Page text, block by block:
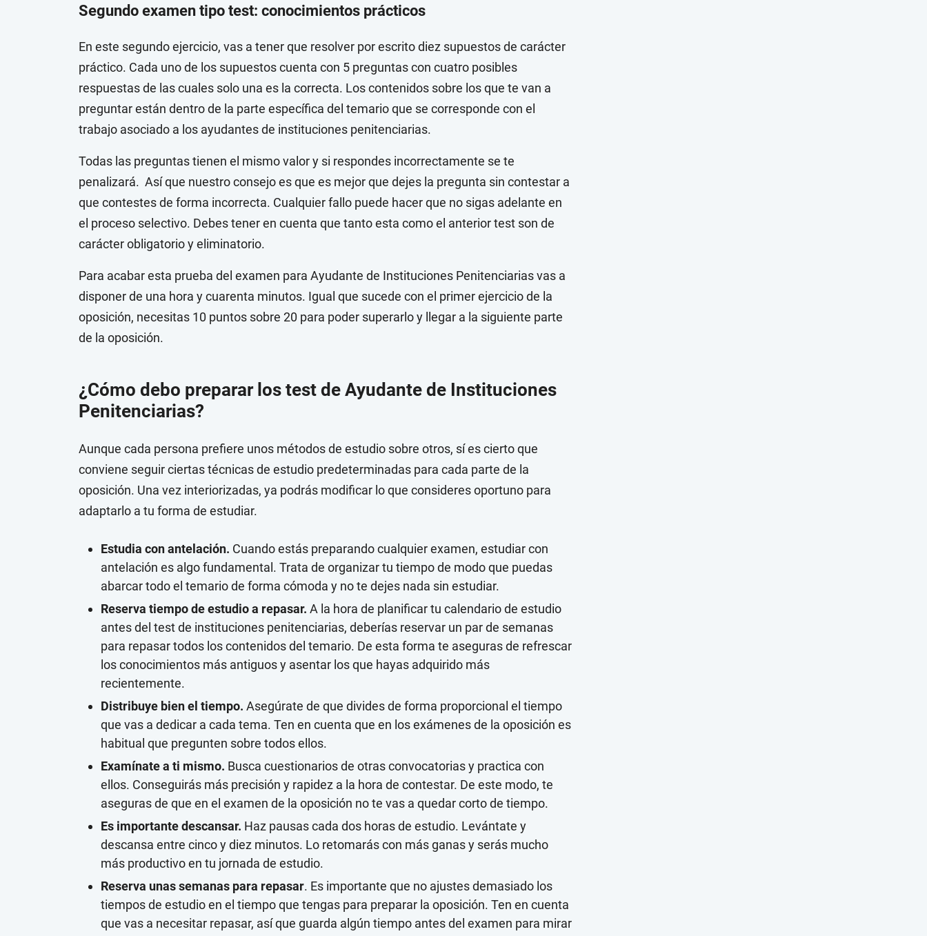
Segundo examen tipo test: conocimientos prácticos
En este segundo ejercicio, vas a tener que resolver por escrito diez supuestos de carácter
práctico. Cada uno de los supuestos cuenta con 5 preguntas con cuatro posibles
respuestas de las cuales solo una es la correcta. Los contenidos sobre los que te van a
preguntar están dentro de la parte específica del temario que se corresponde con el
trabajo asociado a los ayudantes de instituciones penitenciarias.
Todas las preguntas tienen el mismo valor y si respondes incorrectamente se te
penalizará. Así que nuestro consejo es que es mejor que dejes la pregunta sin contestar a
que contestes de forma incorrecta. Cualquier fallo puede hacer que no sigas adelante en
el proceso selectivo. Debes tener en cuenta que tanto esta como el anterior test son de
carácter obligatorio y eliminatorio.
Para acabar esta prueba del examen para Ayudante de Instituciones Penitenciarias vas a
disponer de una hora y cuarenta minutos. Igual que sucede con el primer ejercicio de la
oposición, necesitas 10 puntos sobre 20 para poder superarlo y llegar a la siguiente parte
de la oposición.
¿Cómo debo preparar los test de Ayudante de Instituciones
Penitenciarias?
Aunque cada persona prefiere unos métodos de estudio sobre otros, sí es cierto que
conviene seguir ciertas técnicas de estudio predeterminadas para cada parte de la
oposición. Una vez interiorizadas, ya podrás modificar lo que consideres oportuno para
adaptarlo a tu forma de estudiar.
Estudia con antelación. Cuando estás preparando cualquier examen, estudiar con
antelación es algo fundamental. Trata de organizar tu tiempo de modo que puedas
abarcar todo el temario de forma cómoda y no te dejes nada sin estudiar.
Reserva tiempo de estudio a repasar. A la hora de planificar tu calendario de estudio
antes del test de instituciones penitenciarias, deberías reservar un par de semanas
para repasar todos los contenidos del temario. De esta forma te aseguras de refrescar
los conocimientos más antiguos y asentar los que hayas adquirido más
recientemente.
Distribuye bien el tiempo. Asegúrate de que divides de forma proporcional el tiempo
que vas a dedicar a cada tema. Ten en cuenta que en los exámenes de la oposición es
habitual que pregunten sobre todos ellos.
Examínate a ti mismo. Busca cuestionarios de otras convocatorias y practica con
ellos. Conseguirás más precisión y rapidez a la hora de contestar. De este modo, te
aseguras de que en el examen de la oposición no te vas a quedar corto de tiempo.
Es importante descansar. Haz pausas cada dos horas de estudio. Levántate y
descansa entre cinco y diez minutos. Lo retomarás con más ganas y serás mucho
más productivo en tu jornada de estudio.
Reserva unas semanas para repasar. Es importante que no ajustes demasiado los
tiempos de estudio en el tiempo que tengas para preparar la oposición. Ten en cuenta
que vas a necesitar repasar, así que guarda algún tiempo antes del examen para mirar